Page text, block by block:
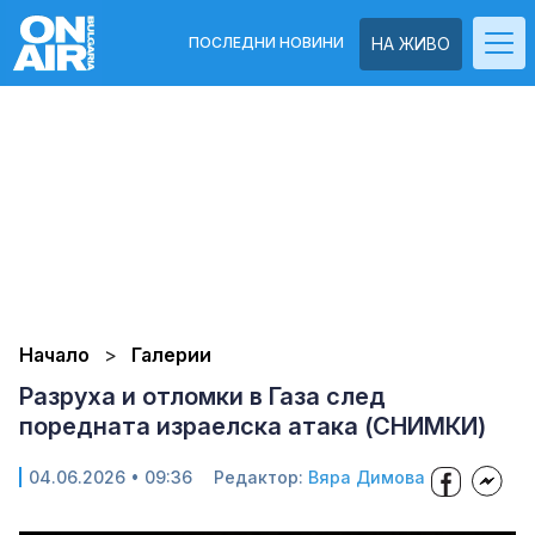
НА ЖИВО
ПОСЛЕДНИ НОВИНИ
Начало Галерии
Разруха и отломки в Газа след
поредната израелска атака (СНИМКИ)
04.06.2026 • 09:36 Редактор: Вяра Димова